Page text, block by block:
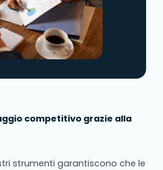
competitivo grazie alla
strumenti garantiscono che le